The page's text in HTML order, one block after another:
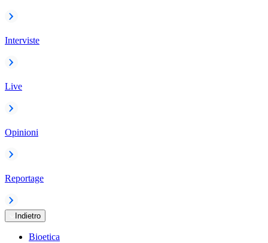
Interviste
Live
Opinioni
Reportage
Indietro
Bioetica